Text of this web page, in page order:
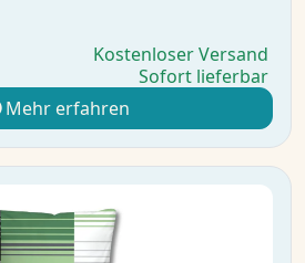
Kostenloser Versand
Sofort lieferbar
Mehr erfahren